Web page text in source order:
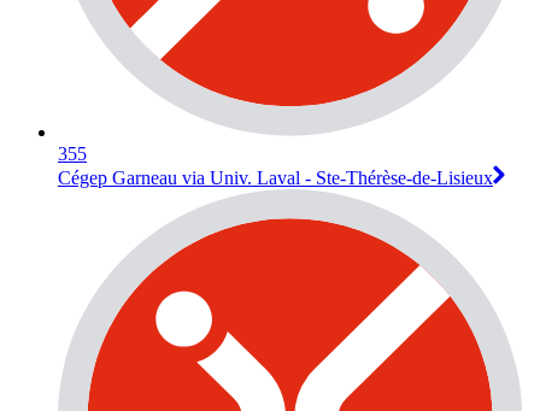
355
Cégep Garneau via Univ. Laval - Ste-Thérèse-de-Lisieux